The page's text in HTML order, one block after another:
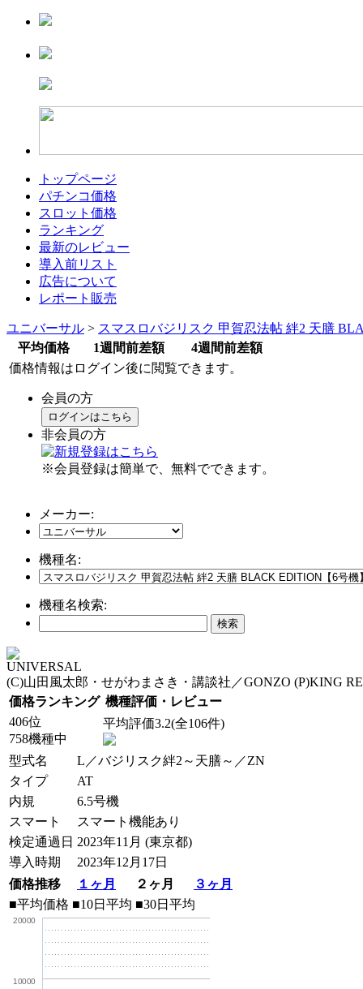
トップページ
パチンコ価格
スロット価格
ランキング
最新のレビュー
導入前リスト
広告について
レポート販売
ユニバーサル > スマスロバジリスク 甲賀忍法帖 絆2 天膳
平均価格
1週間前差額
4週間前差額
価格情報はログイン後に閲覧できます。
会員の方
ログインはこちら
非会員の方
※会員登録は簡単で、無料でできます。
メーカー:
機種名:
機種名検索:
UNIVERSAL
(C)山田風太郎・せがわまさき・講談社／GONZO (P)KING
価格ランキング 機種評価・レビュー
406位
758機種中
平均評価3.2(全106件)
型式名
L／バジリスク絆2～天膳～／ZN
タイプ
AT
内規
6.5号機
スマート
スマート機能あり
検定通過日 2023年11月 (東京都)
導入時期
2023年12月17日
価格推移
１ヶ月 ２ヶ月
３ヶ月
■平均価格 ■10日平均 ■30日平均
10000
20000